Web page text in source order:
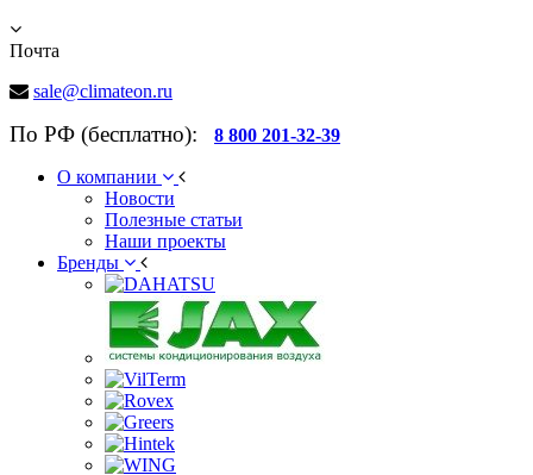
Почта
sale@climateon.ru
По РФ (бесплатно): 8 800 201-32-39
О компании
Новости
Полезные статьи
Наши проекты
Бренды